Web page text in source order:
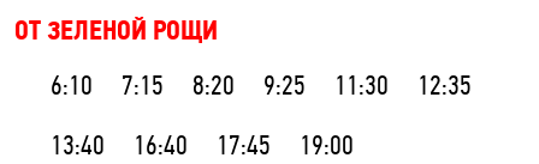
ОТ ЗЕЛЕНОЙ РОЩИ
6:10 7:15 8:20 9:25 11:30
12:35
13:40
16:40 17:45 19:00